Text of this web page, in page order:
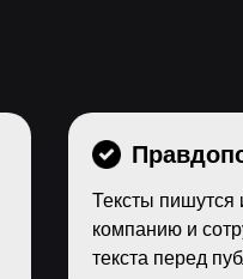
Тексты пишутся
компанию и
текста перед